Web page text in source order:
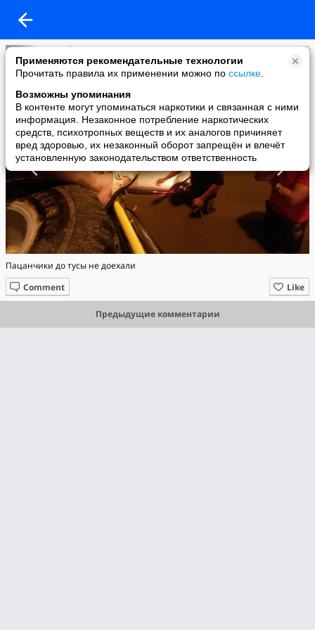
Применяются рекомендательные технологии
Прочитать правила их применении можно по ссылке
Возможны упоминания
В контенте могут упоминаться наркотики и связанная с ними
информация. Незаконное потребление наркотических
средств, психотропных веществ и их аналогов причиняет
вред здоровью, их незаконный оборот запрещён и влечёт
установленную законодательством ответственность
Сергей Сарапин
added a photo
19 Jun в 03:04
Пацанчики до тусы не доехали
Like
Comment
Предыдущие комментарии